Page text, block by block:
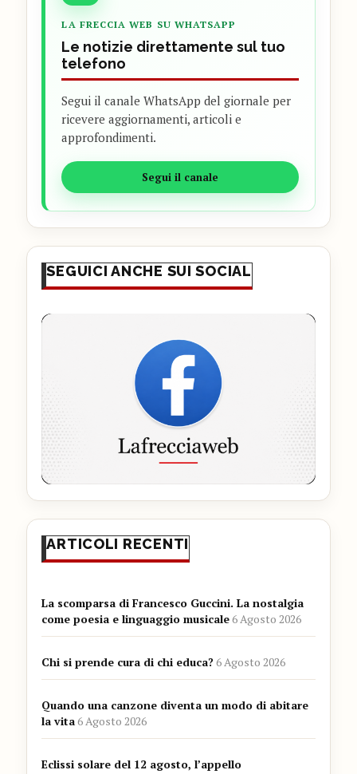
LA FRECCIA WEB SU WHATSAPP
Le notizie direttamente sul tuo
telefono
Segui il canale WhatsApp del giornale per
ricevere aggiornamenti, articoli e
approfondimenti.
Segui il canale
SEGUICI ANCHE SUI SOCIAL
ARTICOLI RECENTI
La scomparsa di Francesco Guccini. La nostalgia
come poesia e linguaggio musicale6 Agosto 2026
Chi si prende cura di chi educa?6 Agosto 2026
Quando una canzone diventa un modo di abitare
la vita6 Agosto 2026
Eclissi solare del 12 agosto, l’appello